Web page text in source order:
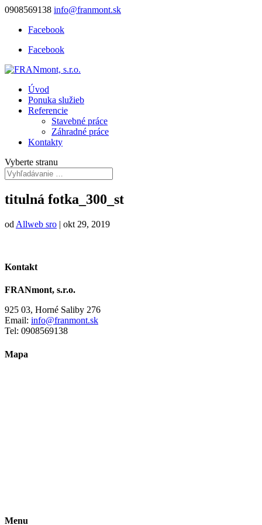
0908569138 info@franmont.sk
Facebook
Facebook
Úvod
Ponuka služieb
Referencie
Stavebné práce
Záhradné práce
Kontakty
Vyberte stranu
titulná fotka_300_st
od Allweb sro | okt 29, 2019
Kontakt
FRANmont, s.r.o.
925 03, Horné Saliby 276
Email: info@franmont.sk
Tel: 0908569138
Mapa
Menu